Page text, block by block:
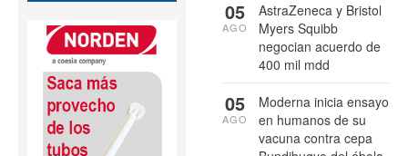
AstraZeneca y Bristol
Myers Squibb
negocian acuerdo de
400 mil mdd
05
AGO
Moderna inicia ensayo
en humanos de su
vacuna contra cepa
05
AGO